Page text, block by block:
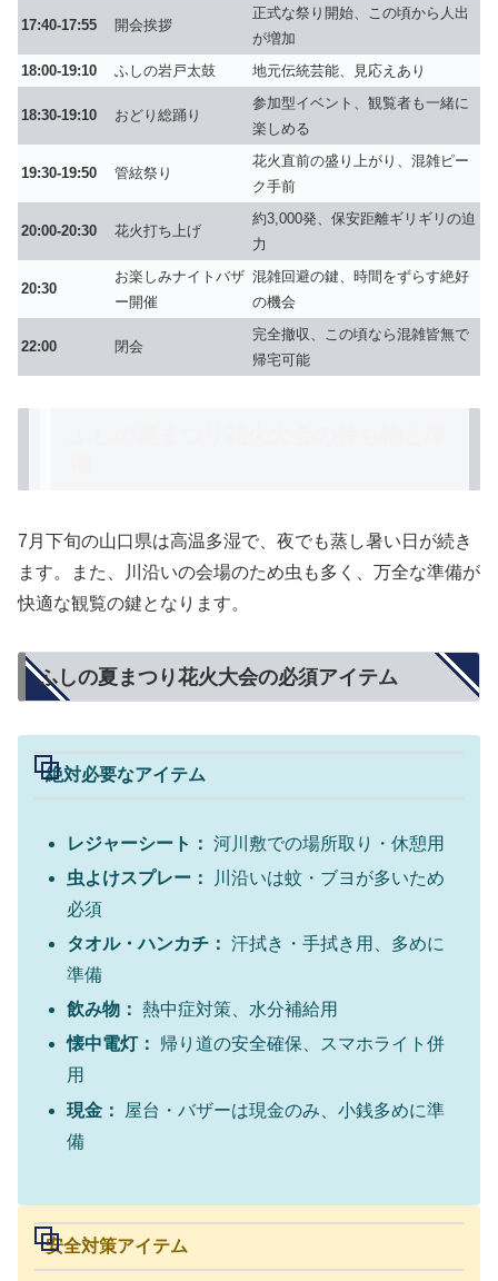
17:40-17:55 開会挨拶
正式な祭り開始、この頃から人出
が増加
18:00-19:10
ふしの岩戸太鼓 地元伝統芸能、見応えあり
18:30-19:10 おどり総踊り
参加型イベント、観覧者も一緒に
楽しめる
19:30-19:50 管絃祭り
花火直前の盛り上がり、混雑ピー
ク手前
20:00-20:30 花火打ち上げ
約3,000発、保安距離ギリギリの迫
力
20:30
お楽しみナイトバザ
ー開催
混雑回避の鍵 、時間をずらす絶好
の機会
22:00 閉会
完全撤収、この頃なら混雑皆無で
帰宅可能
7月下旬の山口県は高温多湿で、夜でも蒸し暑い日が続き
ます。また、川沿いの会場のため虫も多く、 万全な準備が
快適な観覧の鍵となります。
ふしの夏まつり花火大会の必須アイテム
絶対必要なアイテム
レジャーシート： 河川敷での場所取り・休憩用
虫よけスプレー：
川沿いは蚊・ブヨが多いため
必須
タオル・ハンカチ： 汗拭き・手拭き用、多めに
準備
飲み物： 熱中症対策、水分補給用
懐中電灯：
帰り道の安全確保、スマホライト併
用
現金：
屋台・バザーは現金のみ、小銭多めに準
備
安全対策アイテム